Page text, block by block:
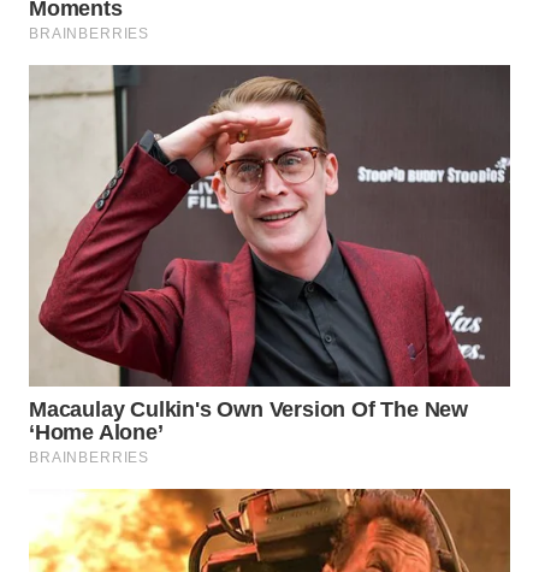
WN
KARAWANG
BEKASI
WN
BOGOR
WN
DEPOK
TAPANULI
UTARA